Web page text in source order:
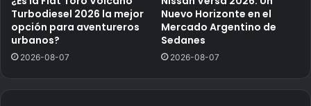
Turbodiesel 2026 la mejor
opción para aventureros
urbanos?
2026-08-07
Nuevo Horizonte en el
Mercado Argentino de
Sedanes
2026-08-07